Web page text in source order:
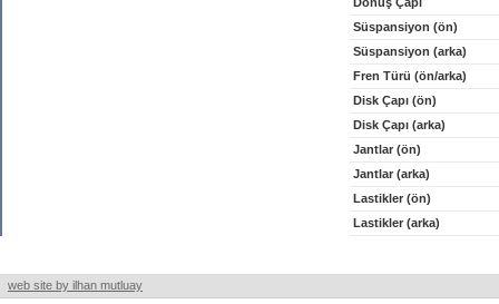
Süspansiyon (ön)
Süspansiyon (arka)
Fren Türü (ön/arka)
Disk Çapı (ön)
Disk Çapı (arka)
Jantlar (ön)
Jantlar (arka)
Lastikler (ön)
Lastikler (arka)
web site by ilhan mutluay